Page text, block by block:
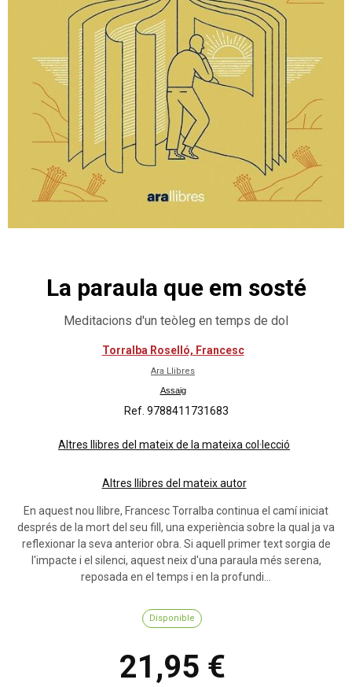
La paraula que em sosté
Meditacions d'un teòleg en temps de dol
Torralba Roselló, Francesc
Ara Llibres
Assaig
Ref. 9788411731683
Altres llibres del mateix de la mateixa col·lecció
Altres llibres del mateix autor
En aquest nou llibre, Francesc Torralba continua el camí iniciat
després de la mort del seu fill, una experiència sobre la qual ja va
reflexionar la seva anterior obra. Si aquell primer text sorgia de
l'impacte i el silenci, aquest neix d'una paraula més serena,
reposada en el temps i en la profundi...
Disponible
21,95 €